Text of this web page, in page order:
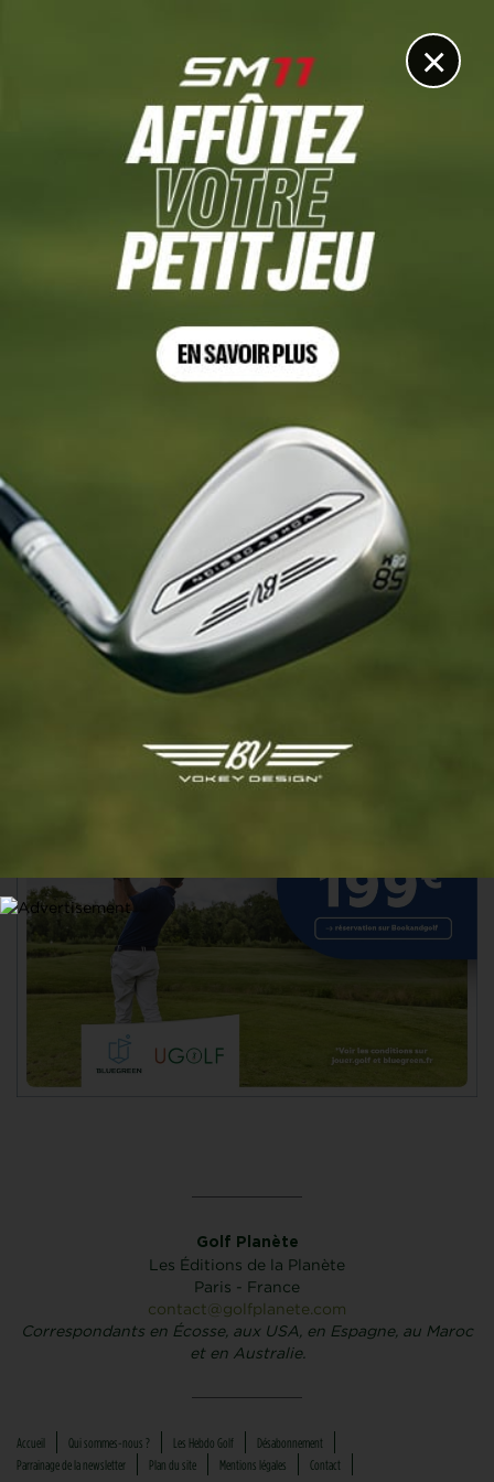
×
Will Besseling
31 MAI. 2026 | CHALLENGE DE ESPAÑA, TOUR 4
Ryan Van Velzen débloque son
compteur. Aymeric Laussot, meilleur
tricolore
Golf Planète
Les Éditions de la Planète
Paris - France
contact@golfplanete.com
Correspondants en Écosse, aux USA, en Espagne, au Maroc
et en Australie.
Accueil Qui sommes-nous ? Les Hebdo Golf
Désabonnement
Parrainage de la newsletter
Plan du site Mentions légales
Contact